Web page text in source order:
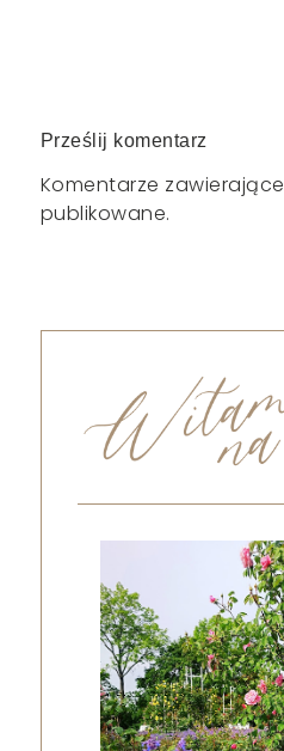
Prześlij komentarz
Komentarze
publikowane.